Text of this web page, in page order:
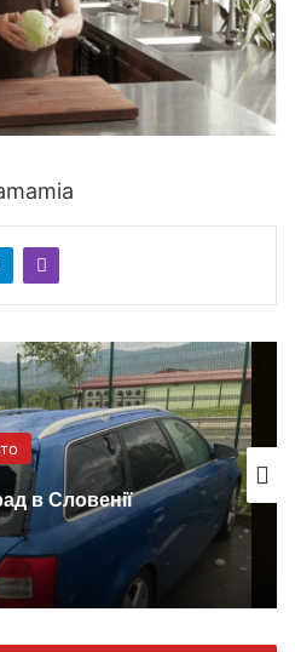
Фото
найдетальніший
164 млн пікселів